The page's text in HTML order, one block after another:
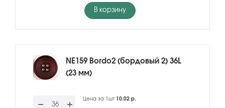
В корзину
NE159 Bordo2 (бордовый 2) 36L
(23 мм)
Цена за 1шт 10.02 р.